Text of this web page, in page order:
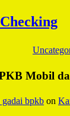
Mobil
bpkb on